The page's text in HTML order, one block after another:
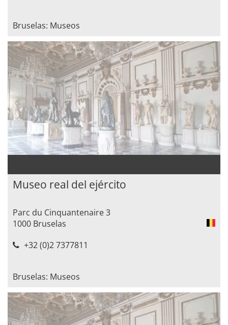
Bruselas: Museos
Museo real del ejército
Parc du Cinquantenaire 3
1000 Bruselas
+32 (0)2 7377811
Bruselas: Museos